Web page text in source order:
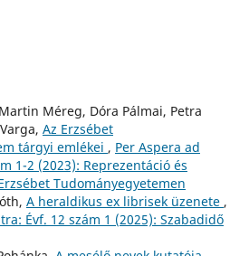
Méreg, Dóra Pálmai, Petra
Az Erzsébet
tárgyi emlékei , Per Aspera ad
1-2 (2023): Reprezentáció és
Tudományegyetemen
A heraldikus ex librisek üzenete ,
Évf. 12 szám 1 (2025): Szabadidő